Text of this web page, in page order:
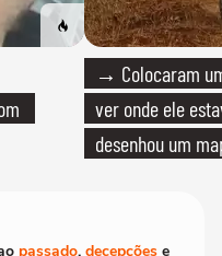
→ Colocaram
ver onde ele
desenhou um
passado, decepções e